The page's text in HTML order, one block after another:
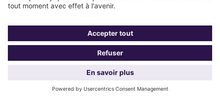
et de rencontres avec les acteurs RH, autour des thématiques
de l’IA, du self-service et de l’expérience collaborateur.
Le29 janvier 2026